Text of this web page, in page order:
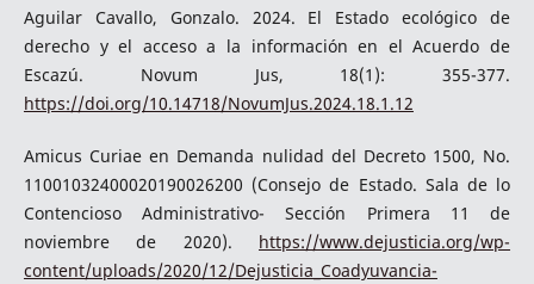
Aguilar Cavallo, Gonzalo. 2024. El Estado ecológico de
derecho y el acceso a la información en el Acuerdo de
Escazú. Novum Jus, 18(1): 355-377.
https://doi.org/10.14718/NovumJus.2024.18.1.12
Amicus Curiae en Demanda nulidad del Decreto 1500, No.
11001032400020190026200 (Consejo de Estado. Sala de lo
Contencioso Administrativo- Sección Primera 11 de
noviembre de 2020). https://www.dejusticia.org/wp-
content/uploads/2020/12/Dejusticia_Coadyuvancia-